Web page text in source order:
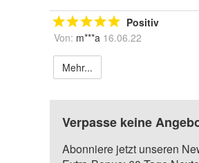
Positiv
Von: m***a 16.06.22
Mehr...
Verpasse keine
Abonniere jetzt unseren